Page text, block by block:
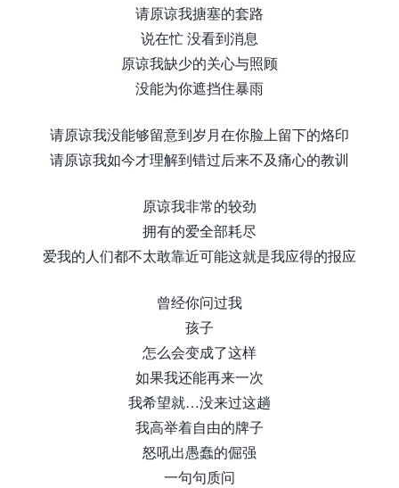
请原谅我搪塞的套路
说在忙 没看到消息
原谅我缺少的关心与照顾
没能为你遮挡住暴雨
请原谅我没能够留意到岁月在你脸上留下的烙印
请原谅我如今才理解到错过后来不及痛心的教训
原谅我非常的较劲
拥有的爱全部耗尽
爱我的人们都不太敢靠近可能这就是我应得的报应
曾经你问过我
孩子
怎么会变成了这样
如果我还能再来一次
我希望就…没来过这趟
我高举着自由的牌子
怒吼出愚蠢的倔强
一句句质问